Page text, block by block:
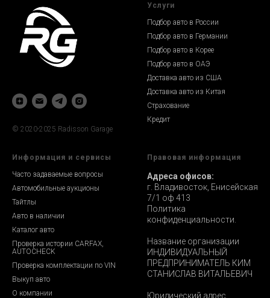
© 2020-2025 Radisson Garage
Услуги
Подбор авто в России
Подбор авто в Германии
Подбор авто в Корее
Подбор авто в ОАЭ
Доставка авто из США
Доставка авто из Китая
Страхование
Кредит
Информация и сервисы
Часто задаваемые вопросы
Автомобильные аукционы
Тайтлы
Авто в наличии
Каталог авто
Проверка истории CARFAX,
AUTOCHECK
Проверка комплектации по VIN
Выкуп авто
О компании
Правовая информация
Адреса офисов:
г. Владивосток, Енисейская
7/1 оф 413
Политика
конфиденциальности.
Название организации
ИНДИВИДУАЛЬНЫЙ
ПРЕДПРИНИМАТЕЛЬ КИМ
СТАНИСЛАВ ВИТАЛЬЕВИЧ
Юридический адрес